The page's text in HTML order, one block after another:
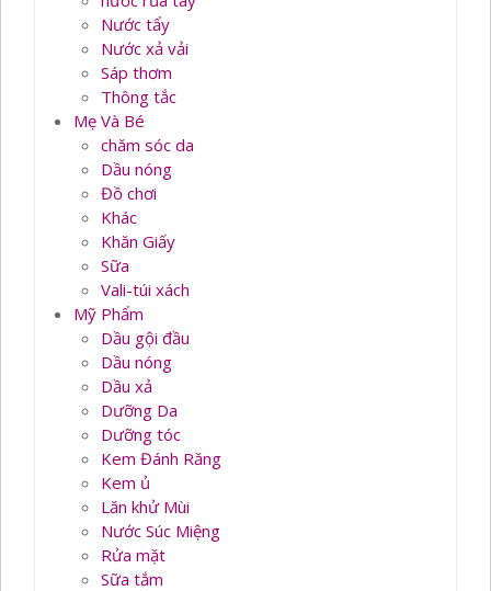
Nước tẩy
Nước xả vải
Sáp thơm
Thông tắc
Mẹ Và Bé
chăm sóc da
Dầu nóng
Đồ chơi
Khác
Khăn Giấy
Sữa
Vali-túi xách
Mỹ Phẩm
Dầu gội đầu
Dầu nóng
Dầu xả
Dưỡng Da
Dưỡng tóc
Kem Đánh Răng
Kem ủ
Lăn khử Mùi
Nước Súc Miệng
Rửa mặt
Sữa tắm